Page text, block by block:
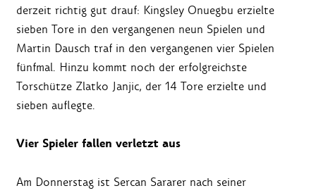
derzeit richtig gut drauf: Kingsley Onuegbu erzielte
sieben Tore in den vergangenen neun Spielen und
Martin Dausch traf in den vergangenen vier Spielen
fünfmal. Hinzu kommt noch der erfolgreichste
Torschütze Zlatko Janjic, der 14 Tore erzielte und
sieben auflegte.
Vier Spieler fallen verletzt aus
Am Donnerstag ist Sercan Sararer nach seiner